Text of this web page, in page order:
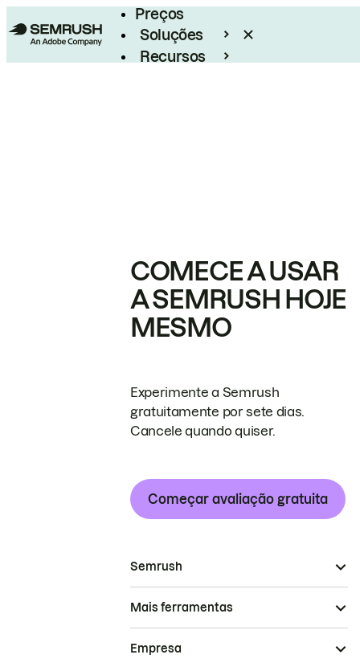
Preços
Soluções
Recursos
COMECE A USAR
A SEMRUSH HOJE
MESMO
Experimente a Semrush
gratuitamente por sete dias.
Cancele quando quiser.
Começar avaliação gratuita
Semrush
Mais ferramentas
Empresa